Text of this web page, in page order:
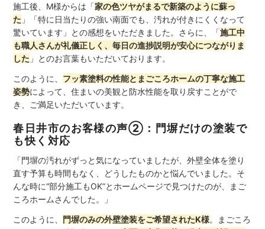
施工後、M様からは「家の色ツヤがまるで新築のように蘇っ
た 」「特に日当たりの強い南面でも、汚れが付きにくくなって
驚いています」との感想をいただきました。さらに、「施工中
も職人さんが礼儀正しく、毎日の進捗説明が安心につながりま
した 」とのお言葉もいただいております。
このように、 フッ素塗料の性能とまごころホームの丁寧な施工
姿勢によって、住まいの美観と防水性能を取り戻すことがで
き、ご満足いただいています。
春日井市のお客様の声②：門塀だけの塗装で
も快く対応
「門塀の汚れがずっと気になっていましたが、外壁全体を塗り
直す予算も時間もなく、どうしたものかと悩んでいました。そ
んな時に“部分施工もOK”とホームページで見つけたのが、まご
ころホームさんでした。」
このように、 門塀のみの外壁塗装をご希望されたK様。まごころ